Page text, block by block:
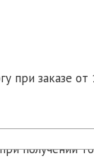
при заказе от
получении